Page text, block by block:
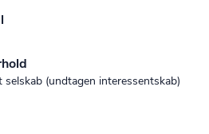
(undtagen interessent­skab)